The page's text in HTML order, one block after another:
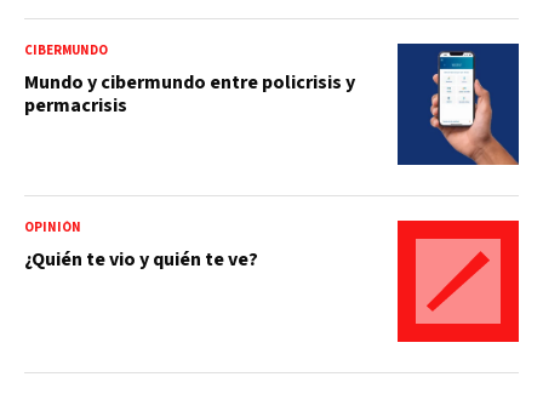
CIBERMUNDO
Mundo y cibermundo entre policrisis y
permacrisis
OPINIÓN
¿Quién te vio y quién te ve?